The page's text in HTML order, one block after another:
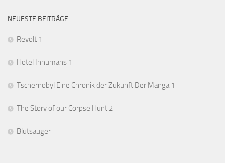
NEUESTE BEITRÄGE
Revolt 1
Hotel Inhumans 1
Tschernobyl Eine Chronik der Zukunft Der Manga 1
The Story of our Corpse Hunt 2
Blutsauger